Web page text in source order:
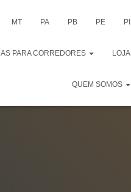
MT PA PB PE PI
PARA CORREDORES LOJA
QUEM SOMOS